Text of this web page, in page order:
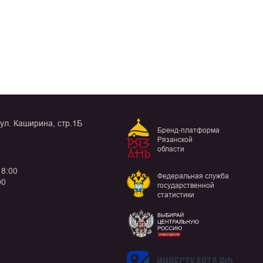
Каширина, стр.1Б
Бренд-платформа
Рязанской
области
Федеральная служба
государственной
статистики